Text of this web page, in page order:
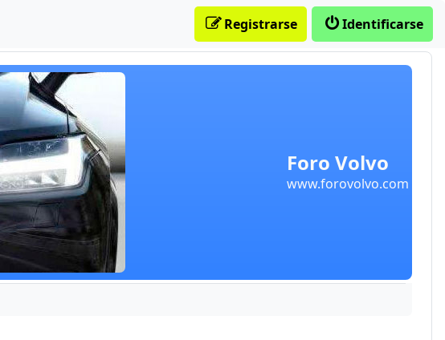
Foro Volvo
www.forovolvo.com
Identificarse
Registrarse